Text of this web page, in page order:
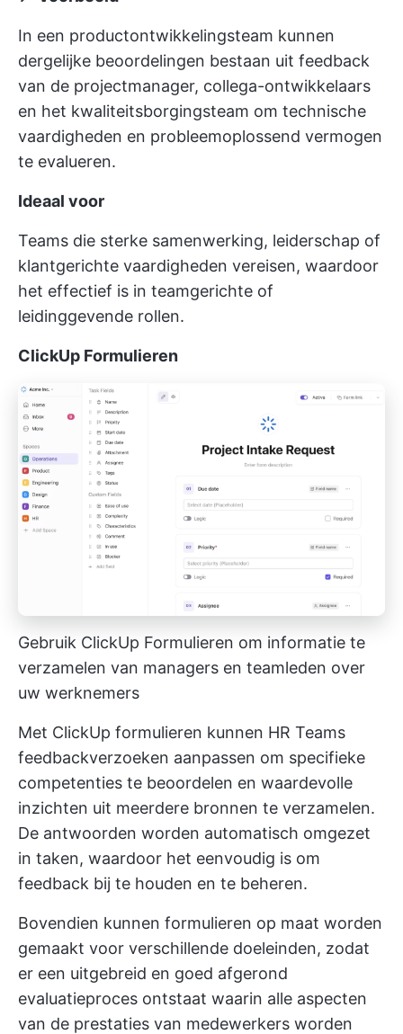
In een productontwikkelingsteam kunnen
dergelijke beoordelingen bestaan uit feedback
van de projectmanager, collega-ontwikkelaars
en het kwaliteitsborgingsteam om technische
vaardigheden en probleemoplossend vermogen
te evalueren.
Ideaal voor
Teams die sterke samenwerking, leiderschap of
klantgerichte vaardigheden vereisen, waardoor
het effectief is in teamgerichte of
leidinggevende rollen.
ClickUp Formulieren
Gebruik ClickUp Formulieren om informatie te
verzamelen van managers en teamleden over
uw werknemers
Met ClickUp formulieren kunnen HR Teams
feedbackverzoeken aanpassen om specifieke
competenties te beoordelen en waardevolle
inzichten uit meerdere bronnen te verzamelen.
De antwoorden worden automatisch omgezet
in taken, waardoor het eenvoudig is om
feedback bij te houden en te beheren.
Bovendien kunnen formulieren op maat worden
gemaakt voor verschillende doeleinden, zodat
er een uitgebreid en goed afgerond
evaluatieproces ontstaat waarin alle aspecten
van de prestaties van medewerkers worden